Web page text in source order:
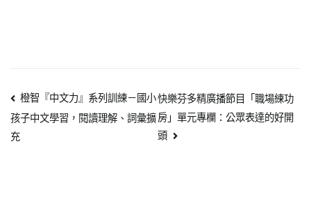
橙智『中文力』系列訓練－國小
孩子中文學習，閱讀理解、詞彙擴
充
快樂芬多精廣播節目「職場練功
房」單元專欄：公眾表達的好開
頭